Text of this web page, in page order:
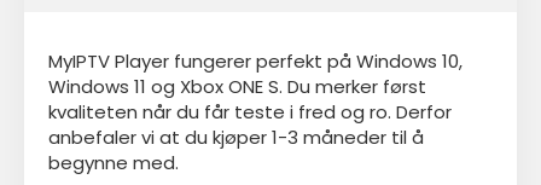
MyIPTV Player fungerer perfekt på Windows 10,
Windows 11 og Xbox ONE S. Du merker først
kvaliteten når du får teste i fred og ro. Derfor
anbefaler vi at du kjøper 1-3 måneder til å
begynne med.